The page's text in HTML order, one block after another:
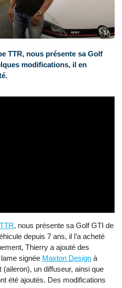
TTR, nous présente sa Golf
modifications, il en
, nous présente sa Golf GTI de
depuis 7 ans, il l’a acheté
Thierry a ajouté des
signée Maxton Design à
(aileron), un diffuseur, ainsi que
été ajoutés. Des modifications